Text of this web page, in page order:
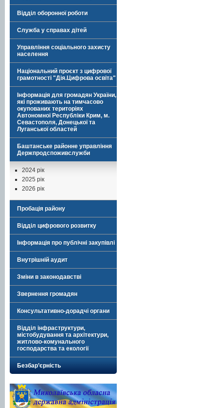
Відділ оборонної роботи
Служба у справах дітей
Управління соціального захисту
населення
Національний проєкт з цифрової
грамотності "Дія.Цифрова освіта"
Інформація для громадян України,
які проживають на тимчасово
окупованих територіях
Автономної Республіки Крим, м.
Севастополя, Донецької та
Луганської областей
Баштанське районне управління
Держпродспоживслужби
2024 рік
2025 рік
2026 рік
Пробація району
Відділ цифрового розвитку
Інформація про публічні закупівлі
Внутрішній аудит
Зміни в законодавстві
Звернення громадян
Консультативно-дорадчі органи
Відділ інфраструктури,
містобудування та архітектури,
житлово-комунального
господарства та екології
Безбар’єрність